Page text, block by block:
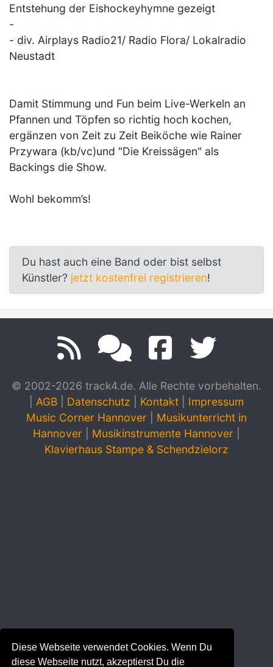
Diese Webseite verwendet Cookies. Wenn Du
diese Webseite nutzt, akzeptierst Du die
Entstehung der Eishockeyhymne gezeigt
-
- div. Airplays Radio21/ Radio Flora/ Lokalradio
Neustadt
Damit Stimmung und Fun beim Live-Werkeln an
Pfannen und Töpfen so richtig hoch kochen,
ergänzen von Zeit zu Zeit Beiköche wie Rainer
Przywara (kb/vc)und "Die Kreissägen" als
Backings die Show.
Wohl bekomm’s!
Du hast auch eine Band oder bist selbst
Künstler? jetzt kostenfrei registrieren!
© 2002-2026 track4.de. Alle Rechte vorbehalten.
AGB Datenschutz Kontakt
Impressum
Music Corner Hannover
Musikunterricht in
Hannover
Musikinstrumente Hannover
Klavierhaus Stampe & Schendzielorz